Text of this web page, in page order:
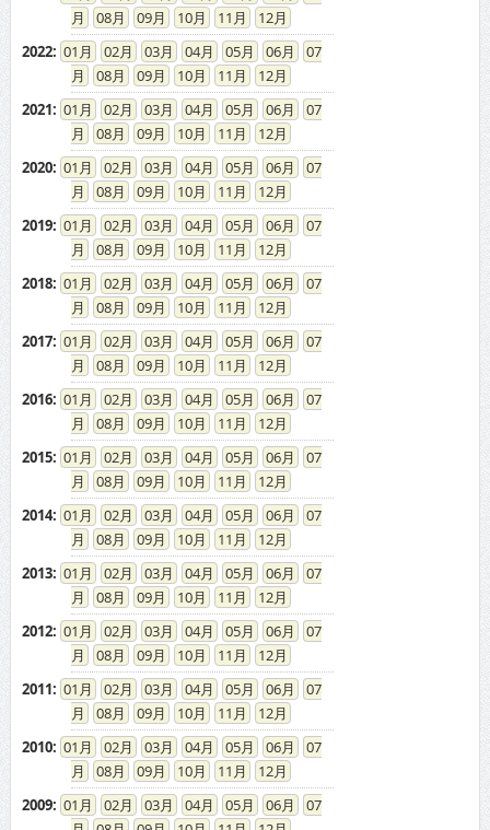
08
09 10 11
12
2022: 01 02 03 04 05 06
07
08
09 10 11
12
2021: 01 02 03 04 05 06
07
08
09 10 11
12
2020: 01 02 03 04 05 06
07
08
09 10 11
12
2019: 01 02 03 04 05 06
07
08
09 10 11
12
2018: 01 02 03 04 05 06
07
08
09 10 11
12
2017: 01 02 03 04 05 06
07
08
09 10 11
12
2016: 01 02 03 04 05 06
07
08
09 10 11
12
2015: 01 02 03 04 05 06
07
08
09 10 11
12
2014: 01 02 03 04 05 06
07
08
09 10 11
12
2013: 01 02 03 04 05 06
07
08
09 10 11
12
2012: 01 02 03 04 05 06
07
08
09 10 11
12
2011: 01 02 03 04 05 06
07
08
09 10 11
12
2010: 01 02 03 04 05 06
07
08
09 10 11
12
2009: 01 02 03 04 05 06
07